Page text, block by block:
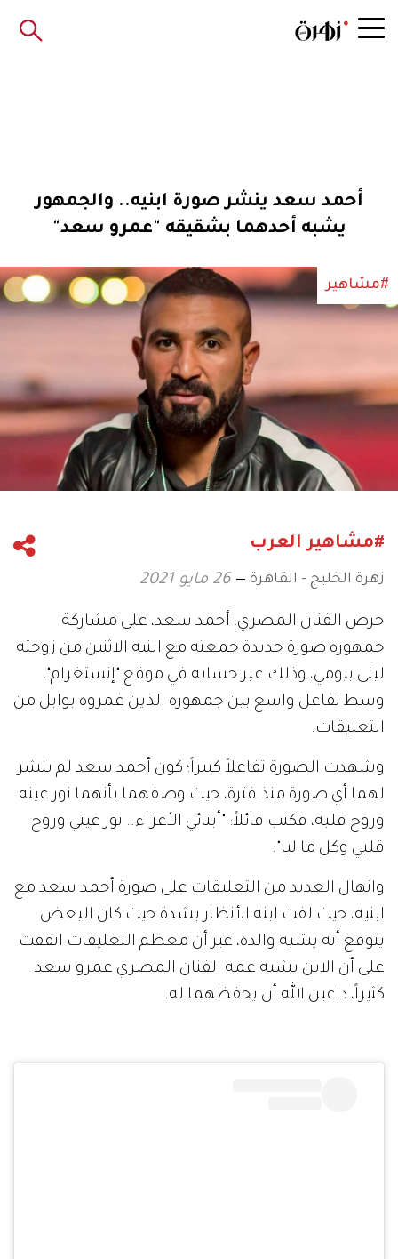
أحمد سعد ينشر صورة ابنيه.. والجمهور
يشبه أحدهما بشقيقه "عمرو سعد"
#مشاهير
#مشاهير العرب
زهرة الخليج - القاهرة 26 مايو 2021
حرص الفنان المصري، أحمد سعد، على مشاركة
جمهوره صورة جديدة جمعته مع ابنيه الاثنين من زوجته
لبنى بيومي، وذلك عبر حسابه في موقع "إنستغرام"،
وسط تفاعل واسع بين جمهوره الذين غمروه بوابل من
التعليقات.
وشهدت الصورة تفاعلاً كبيراً؛ كون أحمد سعد لم ينشر
لهما أي صورة منذ فترة، حيث وصفهما بأنهما نور عينه
وروح قلبه، فكتب قائلاً: "أبنائي الأعزاء.. نور عيني وروح
قلبي وكل ما ليا".
وانهال العديد من التعليقات على صورة أحمد سعد مع
ابنيه، حيث لفت ابنه الأنظار بشدة حيث كان البعض
يتوقع أنه يشبه والده، غير أن معظم التعليقات اتفقت
على أن الابن يشبه عمه الفنان المصري عمرو سعد
كثيراً، داعين الله أن يحفظهما له.